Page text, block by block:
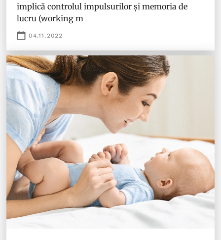
implică controlul impulsurilor și memoria de
lucru (working m
04.11.2022